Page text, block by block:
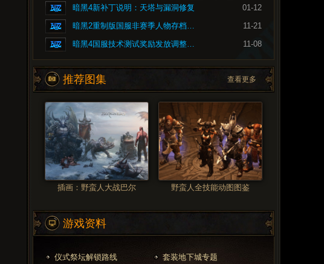
暗黑4新补丁说明：天塔与漏洞修复
01-12
暗黑2重制版国服非赛季人物存档问题的修复公告
11-21
暗黑4国服技术测试奖励发放调整公告
11-08
推荐图集 查看更多
插画：野蛮人大战巴尔 野蛮人全技能动图图鉴
游戏资料
仪式祭坛解锁路线
套装地下城专题